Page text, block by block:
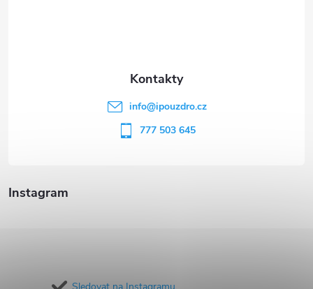
Instagram
info@ipouzdro.cz
777 503 645